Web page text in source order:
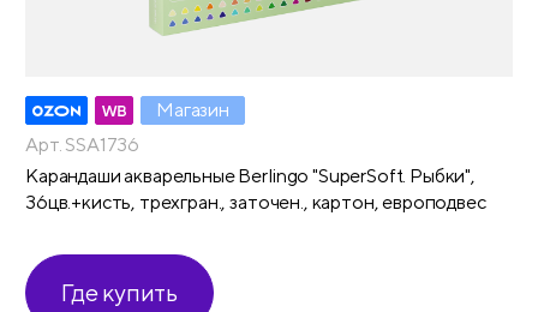
Магазин
Арт. SSA1736
Карандаши акварельные Berlingo "SuperSoft. Рыбки",
36цв.+кисть, трехгран., заточен., картон, европодвес
Где купить